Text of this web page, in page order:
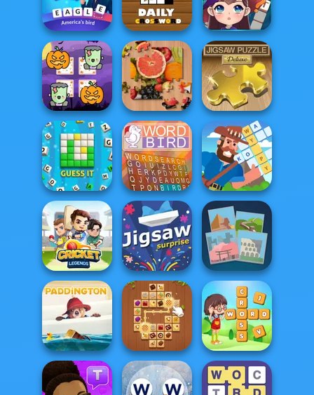
Wordmeister Word Stickers!
XMas
Word Mania
Daily Crossword
2
Witch Crossword
Scary Memory
Halloween
Jigsaw Casual
Jigsaw Puzzle:
Deluxe
Guess It Word Bird
Crossword
Island
Cricket Legends Jigsaw Surprise 4 Pix Word Quiz